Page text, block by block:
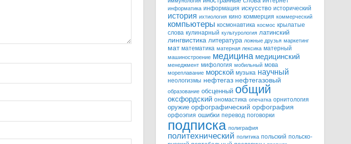
информатика информация искусство исторический
история ихтиология кино коммерция коммерческий
компьютеры космонавтика космос крылатые
слова кулинарный культурология латинский
лингвистика литература ложные друзья маркетинг
мат математика матерная лексика матерный
машиностроение медицина медицинский
менеджмент мифология мобильный мова
мореплавание морской музыка научный
неологизмы нефтегаз нефтегазовый
образование обсценный общий
оксфордский ономастика опечатка орнитология
оружие орфографический орфография
орфоэпия ошибки перевод поговорки
подписка полиграфия
политехнический политика польский польско-